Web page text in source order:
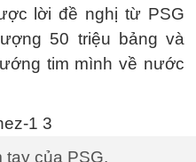
lời đề nghị từ PSG
50 triệu bảng và
tim mình về nước
tay của PSG.